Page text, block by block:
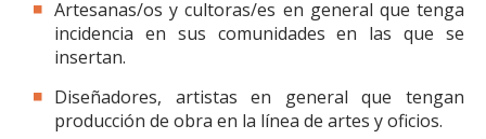
Artesanas/os y cultoras/es en general que tenga
incidencia en sus comunidades en las que se
insertan.
Diseñadores, artistas en general que tengan
producción de obra en la línea de artes y oficios.